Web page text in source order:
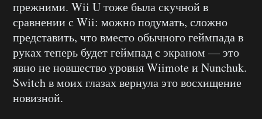
прежними. Wii U тоже была скучной в
сравнении с Wii: можно подумать, сложно
представить, что вместо обычного геймпада в
руках теперь будет геймпад с экраном — это
явно не новшество уровня Wiimote и Nunchuk.
Switch в моих глазах вернула это восхищение
новизной.